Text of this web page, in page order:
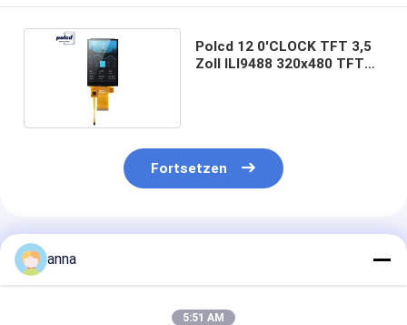
Polcd 12 0'CLOCK TFT 3,5
Zoll ILI9488 320x480 TFT
Fortsetzen
Empfohlene Produkte
anna
5:51 AM